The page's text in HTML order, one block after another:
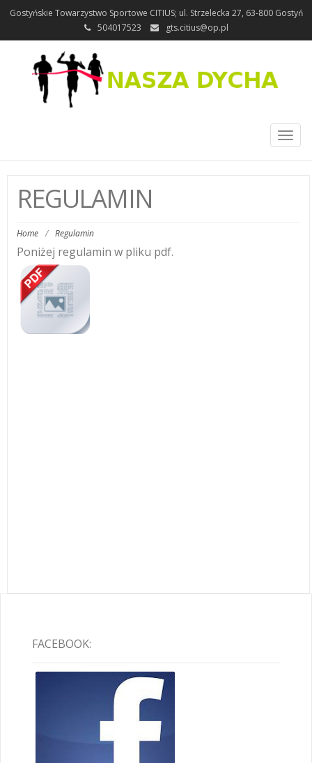
Gostyńskie Towarzystwo Sportowe CITIUS; ul. Strzelecka 27, 63-800 Gostyń
504017523
gts.citius@op.pl
Toggle
REGULAMIN
Home / Regulamin
Poniżej regulamin w pliku pdf.
FACEBOOK: